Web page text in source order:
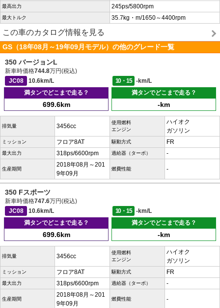
最高出力 245ps/5800rpm
最大トルク 35.7kg・m/1650～4400rpm
この車のカタログ情報を見る
GS（18年08月～19年09月モデル）の他のグレード一覧
350 バージョンL
新車時価格744.8万円(税込)
JC08
10.6km/L 10・15
-km/L
満タンでどこまで走る？
699.6km
満タンでどこまで走る？
-km
排気量 3456cc
使用燃料
エンジン
ハイオク
ガソリン
ミッション フロア8AT 駆動方式 FR
最大出力 318ps/6600rpm 過給器（ターボ） -
生産期間
2018年08月～201
9年09月
燃費性能 -
350 Fスポーツ
新車時価格747.6万円(税込)
JC08
10.6km/L 10・15
-km/L
満タンでどこまで走る？
699.6km
満タンでどこまで走る？
-km
排気量 3456cc
使用燃料
エンジン
ハイオク
ガソリン
ミッション フロア8AT 駆動方式 FR
最大出力 318ps/6600rpm 過給器（ターボ） -
生産期間
2018年08月～201
9年09月
燃費性能 -